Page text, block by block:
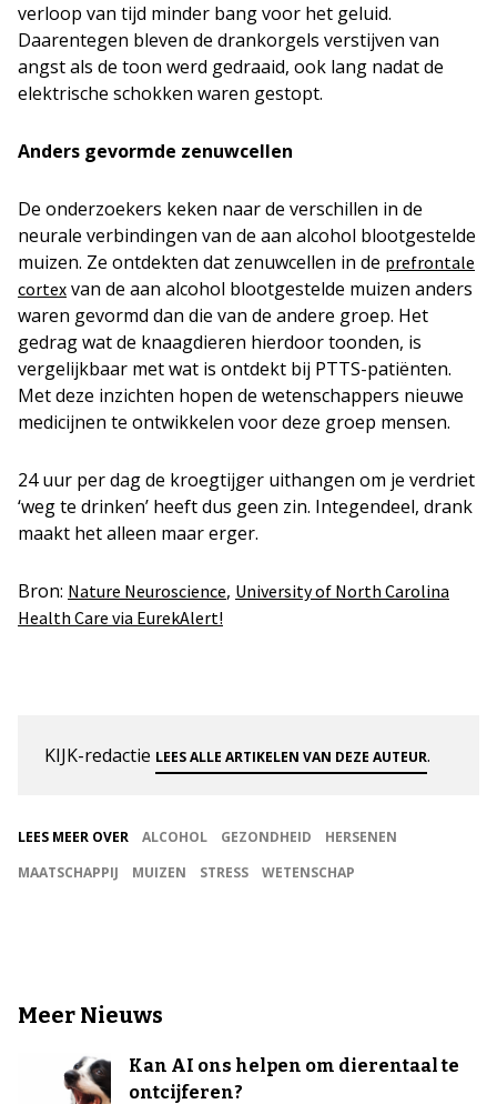
verloop van tijd minder bang voor het geluid.
Daarentegen bleven de drankorgels verstijven van
angst als de toon werd gedraaid, ook lang nadat de
elektrische schokken waren gestopt.
Anders gevormde zenuwcellen
De onderzoekers keken naar de verschillen in de
neurale verbindingen van de aan alcohol blootgestelde
muizen. Ze ontdekten dat zenuwcellen in de prefrontale
cortex van de aan alcohol blootgestelde muizen anders
waren gevormd dan die van de andere groep. Het
gedrag wat de knaagdieren hierdoor toonden, is
vergelijkbaar met wat is ontdekt bij PTTS-patiënten.
Met deze inzichten hopen de wetenschappers nieuwe
medicijnen te ontwikkelen voor deze groep mensen.
24 uur per dag de kroegtijger uithangen om je verdriet
‘weg te drinken’ heeft dus geen zin. Integendeel, drank
maakt het alleen maar erger.
Bron: Nature Neuroscience, University of North Carolina
Health Care via EurekAlert!
KIJK-redactie LEES ALLE ARTIKELEN VAN DEZE AUTEUR.
LEES MEER OVER ALCOHOL GEZONDHEID
HERSENEN
MAATSCHAPPIJ
MUIZEN STRESS WETENSCHAP
Meer Nieuws
Kan AI ons helpen om dierentaal te
ontcijferen?